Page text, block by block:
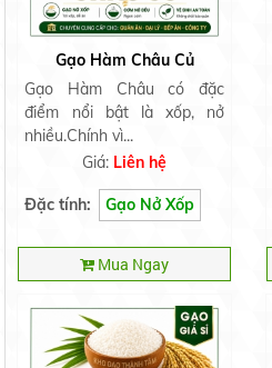
Gạo Hàm Châu Củ
Gạo Hàm Châu có đặc
điểm nổi bật là xốp, nở
nhiều.Chính vì...
Giá: Liên hệ
Đặc tính: Gạo Nở Xốp
Mua Ngay